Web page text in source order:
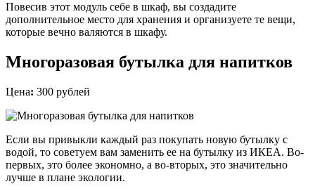
Повесив этот модуль себе в шкаф, вы создадите
дополнительное место для хранения и организуете те вещи,
которые вечно валяются в шкафу.
Многоразовая бутылка для напитков
Цена: 300 рублей
Если вы привыкли каждый раз покупать новую бутылку с
водой, то советуем вам заменить ее на бутылку из ИКЕА. Во-
первых, это более экономно, а во-вторых, это значительно
лучше в плане экологии.